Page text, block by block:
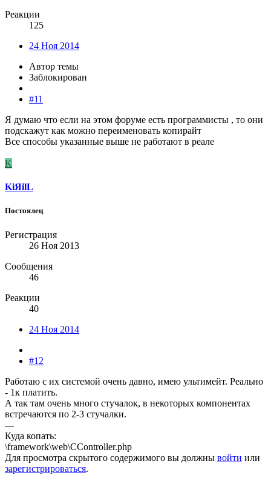
Реакции
125
24 Ноя 2014
Автор темы
Заблокирован
#11
Я думаю что если на этом форуме есть программисты , то они
подскажут как можно переименовать копирайт
Все способы указанные выше не работают в реале
K
KiЯilL
Постоялец
Регистрация
26 Ноя 2013
Сообщения
46
Реакции
40
24 Ноя 2014
#12
Работаю с их системой очень давно, имею ультимейт. Реально
- 1к платить.
А так там очень много стучалок, в некоторых компонентах
встречаются по 2-3 стучалки.
---
Куда копать:
\framework\web\CController.php
Для просмотра скрытого содержимого вы должны войти или
зарегистрироваться.